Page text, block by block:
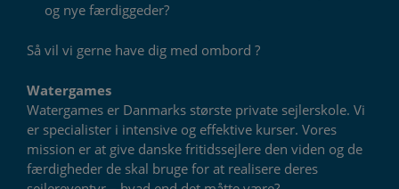
og nye færdiggeder?
Så vil vi gerne have dig med ombord ?
Watergames
Watergames er Danmarks største private sejlerskole. Vi
er specialister i intensive og effektive kurser. Vores
mission er at give danske fritidssejlere den viden og de
færdigheder de skal bruge for at realisere deres